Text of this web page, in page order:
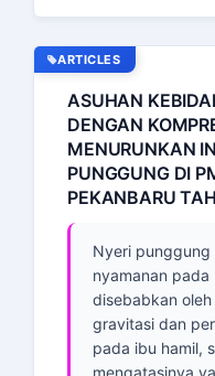
ARTICLES
ASUHAN
DENGAN
MENURUNKAN
PUNGGUNG DI
PEKANBARU
Nyeri
nyamanan pada
disebabkan
gravitasi dan
pada ibu hamil,
mengatasinya